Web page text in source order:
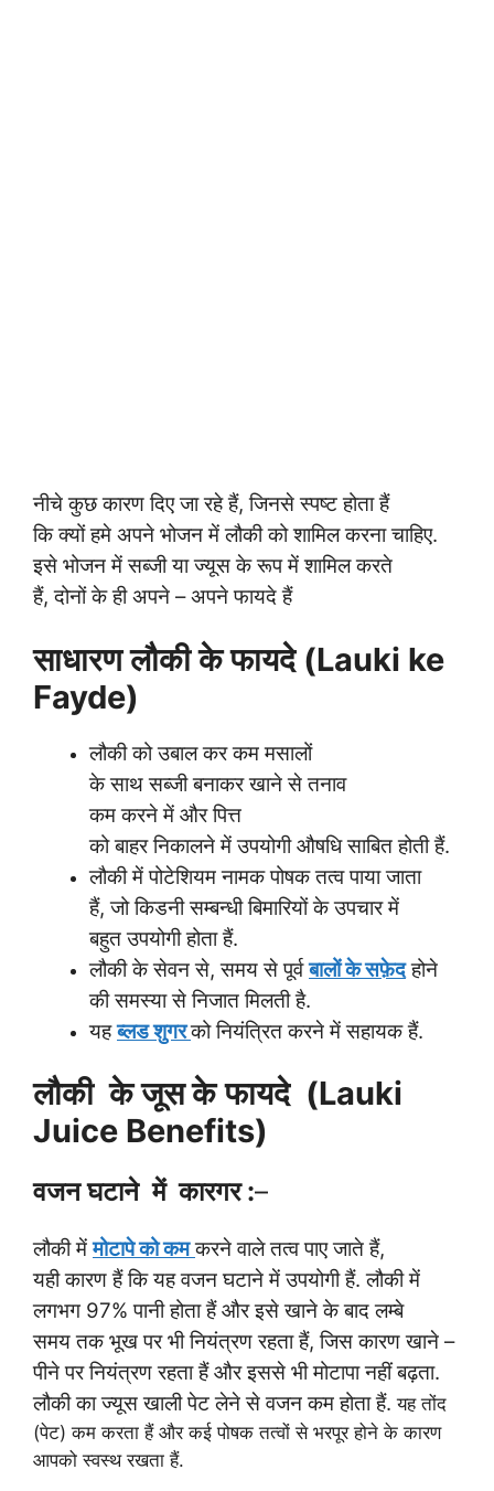
नीचे कुछ कारण दिए जा रहे हैं, जिनसे स्पष्ट होता हैं
कि क्यों हमे अपने भोजन में लौकी को शामिल करना चाहिए.
इसे भोजन में सब्जी या ज्यूस के रूप में शामिल करते
हैं, दोनों के ही अपने – अपने फायदे हैं
साधारण लौकी के फायदे (Lauki ke
Fayde)
लौकी को उबाल कर कम मसालों
के साथ सब्जी बनाकर खाने से तनाव
कम करने में और पित्त
को बाहर निकालने में उपयोगी औषधि साबित होती हैं.
लौकी में पोटेशियम नामक पोषक तत्व पाया जाता
हैं, जो किडनी सम्बन्धी बिमारियों के उपचार में
बहुत उपयोगी होता हैं.
लौकी के सेवन से, समय से पूर्वबालों के सफ़ेदहोने
की समस्या से निजात मिलती है.
यहब्लड शुगरको नियंत्रित करने में सहायक हैं.
लौकी के जूसके फायदे (Lauki
Juice Benefits)
वजन घटाने में कारगर :–
लौकी मेंमोटापे को कम करने वाले तत्व पाए जाते हैं,
यही कारण हैं कि यह वजन घटाने में उपयोगी हैं. लौकी में
लगभग 97% पानी होता हैं और इसे खाने के बाद लम्बे
समय तक भूख पर भी नियंत्रण रहता हैं, जिस कारण खाने –
पीने पर नियंत्रण रहता हैं और इससे भी मोटापा नहीं बढ़ता.
लौकी का ज्यूस खाली पेट लेने से वजन कम होता हैं. यह तोंद
(पेट) कम करता हैं और कई पोषक तत्वों से भरपूर होने के कारण
आपको स्वस्थ रखता हैं.